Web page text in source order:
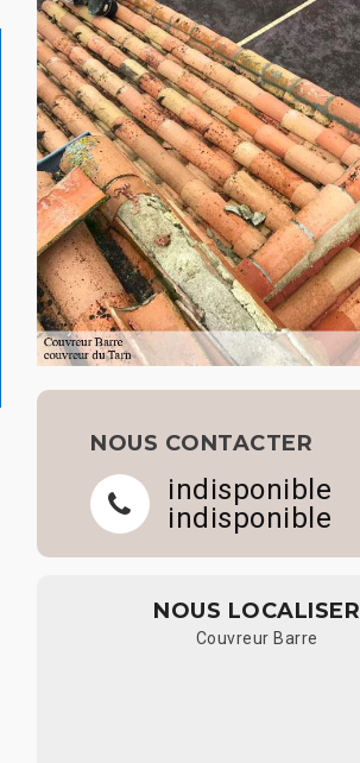
NOUS CONTACTER
indisponible
indisponible
NOUS LOCALISER
Couvreur Barre